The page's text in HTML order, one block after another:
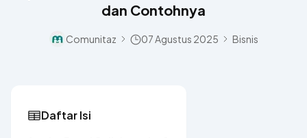
dan Contohnya
Comunitaz Separator Icon
07 Agustus 2025 Separator Icon
Bisnis
Daftar Isi